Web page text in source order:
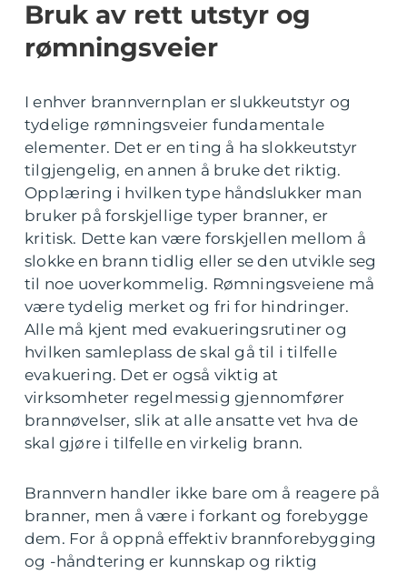
Bruk av rett utstyr og
rømningsveier
I enhver brannvernplan er slukkeutstyr og
tydelige rømningsveier fundamentale
elementer. Det er en ting å ha slokkeutstyr
tilgjengelig, en annen å bruke det riktig.
Opplæring i hvilken type håndslukker man
bruker på forskjellige typer branner, er
kritisk. Dette kan være forskjellen mellom å
slokke en brann tidlig eller se den utvikle seg
til noe uoverkommelig. Rømningsveiene må
være tydelig merket og fri for hindringer.
Alle må kjent med evakueringsrutiner og
hvilken samleplass de skal gå til i tilfelle
evakuering. Det er også viktig at
virksomheter regelmessig gjennomfører
brannøvelser, slik at alle ansatte vet hva de
skal gjøre i tilfelle en virkelig brann.
Brannvern handler ikke bare om å reagere på
branner, men å være i forkant og forebygge
dem. For å oppnå effektiv brannforebygging
og -håndtering er kunnskap og riktig